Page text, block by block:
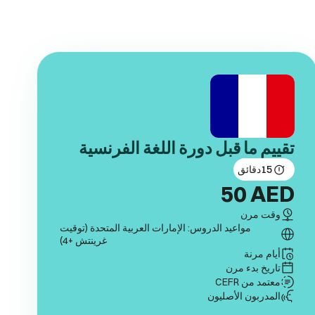
تقييم ما قبل دورة اللغة الفرنسية
15دقائق
50AED
وقت مرن
مواعيد الدروس: الإمارات العربية المتحدة (توقيت
غرينتش +4)
أيام مرنة
تاريخ بدء مرن
معتمد من CEFR
المدربون الأصليون